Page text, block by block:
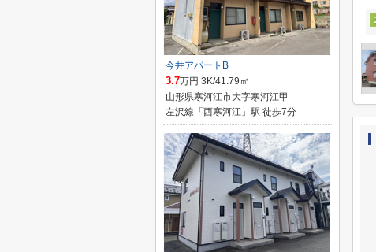
今井アパートB
3.7万円 3K/41.79㎡
山形県寒河江市大字寒河江甲
左沢線「西寒河江」駅 徒歩7分